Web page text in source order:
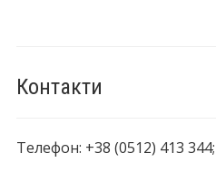
Контакти
Телефон: +38 (0512) 413 344;